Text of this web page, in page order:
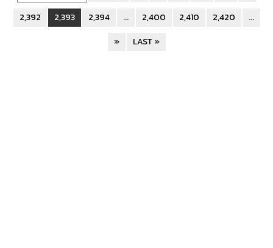
2,392
2,393 2,394 ... 2,400 2,410 2,420
...
»
LAST »